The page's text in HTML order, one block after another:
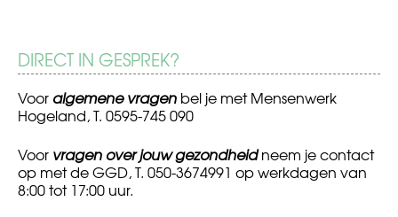
DIRECT IN GESPREK?
Voor algemene vragen bel je met Mensenwerk
Hogeland, T. 0595-745 090
Voor vragen over jouw gezondheidneem je contact
op met de GGD, T. 050-3674991 op werkdagen van
8:00 tot 17:00 uur.